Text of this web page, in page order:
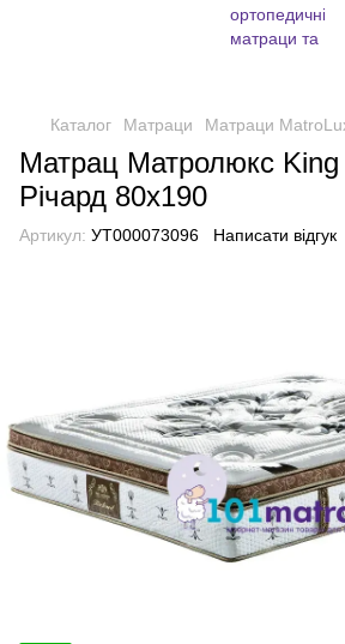
Каталог Матраци Матраци
Матрац Матролюкс
Річард 80х190
Артикул: УТ000073096 Написати відгук